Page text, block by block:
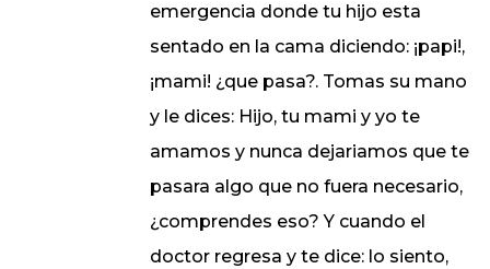
emergencia donde tu hijo esta
sentado en la cama diciendo: ¡papi!,
¡mami! ¿que pasa?. Tomas su mano
y le dices: Hijo, tu mami y yo te
amamos y nunca dejariamos que te
pasara algo que no fuera necesario,
¿comprendes eso? Y cuando el
doctor regresa y te dice: lo siento,